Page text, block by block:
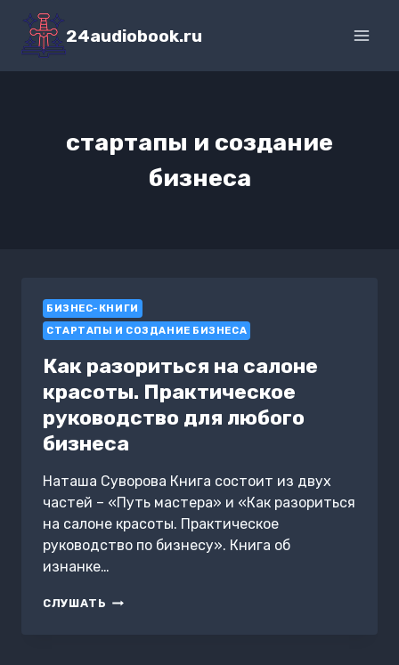
Перейти
содержимому
24audiobook.ru
стартапы и создание
бизнеса
БИЗНЕС-КНИГИ
СТАРТАПЫ И СОЗДАНИЕ БИЗНЕСА
Как разориться на салоне
красоты. Практическое
руководство для любого
бизнеса
Наташа Суворова Книга состоит из двух
частей – «Путь мастера» и «Как разориться
на салоне красоты. Практическое
руководство по бизнесу». Книга об
изнанке…
СЛУШАТЬ КАК